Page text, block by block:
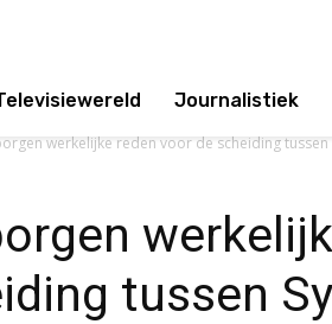
Journalistiek
werkelijke reden voor de scheiding tussen
tussen